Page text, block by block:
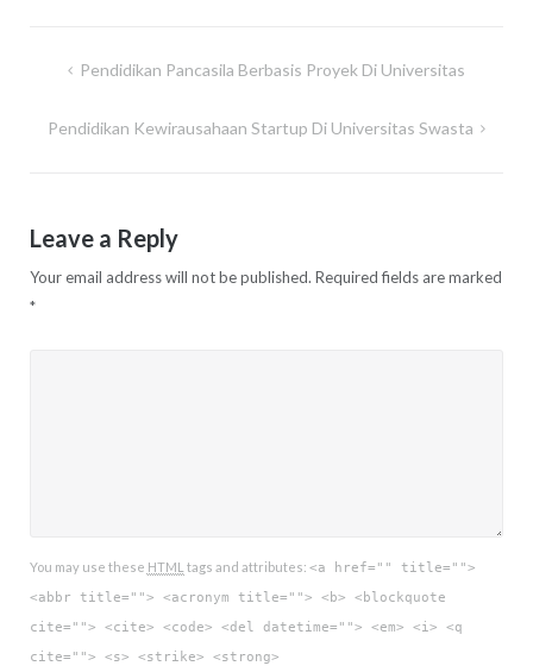
PostPendidikan Pancasila Berbasis Proyek Di Universitas
Pendidikan Kewirausahaan Startup Di Universitas Swasta
Leave a Reply
Your email address will not be published. Required fields are marked
*
You may use these HTML tags and attributes: <a href="" title="">
<abbr title=""> <acronym title=""> <b> <blockquote
cite=""> <cite> <code> <del datetime=""> <em> <i> <q
cite=""> <s> <strike> <strong>